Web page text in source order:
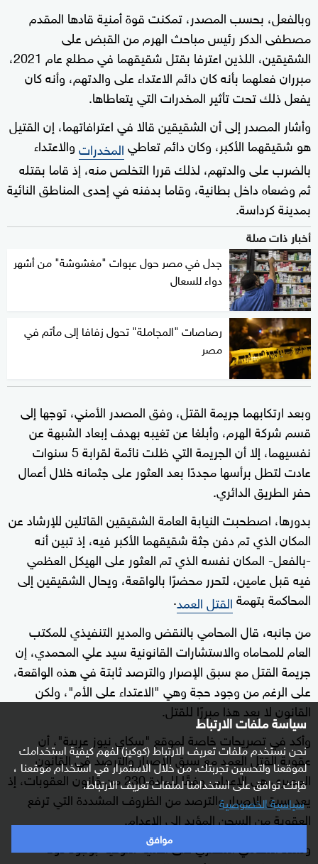
سياسة ملفات الارتباط
نحن نستخدم ملفات تعريف الارتباط (كوكيز) لفهم كيفية استخدامك
لموقعنا ولتحسين تجربتك. من خلال الاستمرار في استخدام موقعنا ،
فإنك توافق على استخدامنا لملفات تعريف الارتباط.
سياسية الخصوصية
موافق
وبالفعل، بحسب المصدر، تمكنت قوة أمنية قادها المقدم
مصطفى الدكر رئيس مباحث الهرم من القبض على
الشقيقين، اللذين اعترفا بقتل شقيقهما في مطلع عام 2021،
مبرران فعلهما بأنه كان دائم الاعتداء على والدتهم، وأنه كان
يفعل ذلك تحت تأثير المخدرات التي يتعاطاها.
وأشار المصدر إلى أن الشقيقين قالا في اعترافاتهما، إن القتيل
هو شقيقهما الأكبر، وكان دائم تعاطيالمخدراتوالاعتداء
بالضرب على والدتهم، لذلك قررا التخلص منه، إذ قاما بقتله
ثم وضعاه داخل بطانية، وقاما بدفنه في إحدى المناطق النائية
بمدينة كرداسة.
أخبار ذات صلة
جدل في مصر حول عبوات "مغشوشة" من أشهر
دواء للسعال
رصاصات "المجاملة" تحول زفافا إلى مأتم في
مصر
وبعد ارتكابهما جريمة القتل، وفق المصدر الأمني، توجها إلى
قسم شركة الهرم، وأبلغا عن تغيبه بهدف إبعاد الشبهة عن
نفسيهما، إلا أن الجريمة التي ظلت نائمة لقرابة 5 سنوات
عادت لتطل برأسها مجددًا بعد العثور على جثمانه خلال أعمال
حفر الطريق الدائري.
بدورها، اصطحبت النيابة العامة الشقيقين القاتلين للإرشاد عن
المكان الذي تم دفن جثة شقيقهما الأكبر فيه، إذ تبين أنه
-بالفعل- المكان نفسه الذي تم العثور على الهيكل العظمي
فيه قبل عامين، لتحرر محضرًا بالواقعة، ويحال الشقيقين إلى
المحاكمة بتهمةالقتل العمد.
من جانبه، قال المحامي بالنقض والمدير التنفيذي للمكتب
العام للمحاماه والاستشارات القانونية سيد علي المحمدي، إن
جريمة القتل مع سبق الإصرار والترصد ثابتة في هذه الواقعة،
على الرغم من وجود حجة وهي "الاعتداء على الأم"، ولكن
القانون لا يعد هذا مبررًا للقتل.
وأكد في تصريحات خاصة لموقع "سكاي نيوز عربية"، أن
عقوبة القتل العمد مع سبق الإصرار والترصد في القانون
المصري هي الإعدام، وفقًا للمادة 230 من قانون العقوبات، إذ
يعد سبق الإصرار والترصد من الظروف المشددة التي ترفع
العقوبة من السجن المؤبد إلى الإعدام.
وشدد المحامي المصري على أهمية التوعية بوجود دولة